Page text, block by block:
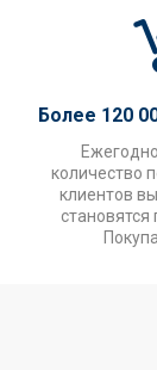
Более 120
количество
клиентов